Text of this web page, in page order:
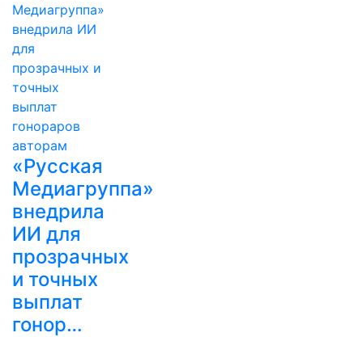
«Русская
Медиагруппа»
внедрила
ИИ для
прозрачных
и точных
выплат
гонор…